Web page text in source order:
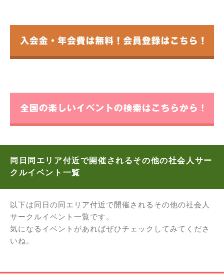
同日同エリア付近で開催されるその他の社会人サー
クルイベント一覧
以下は同日の同エリア付近で開催されるその他の社会人
サークルイベント一覧です。
気になるイベントがあればぜひチェックしてみてくださ
いね。